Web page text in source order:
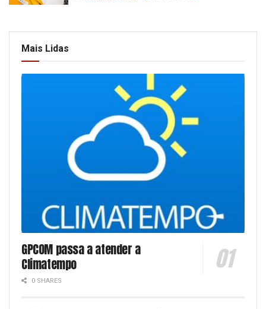
Mais Lidas
GPCOM passa a atender a
Climatempo
0 SHARES